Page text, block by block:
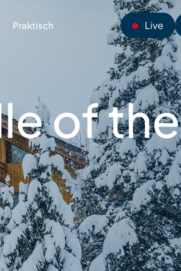
Praktisch Live
25°C
Webcams
Shuttles
Sentiers
of the